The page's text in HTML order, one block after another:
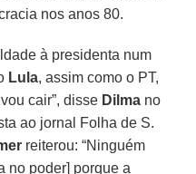
nos anos 80.
à presidenta num
Lula, assim como o PT,
cair”, disse Dilma no
ao jornal Folha de S.
reiterou: “Ninguém
no poder] porque a